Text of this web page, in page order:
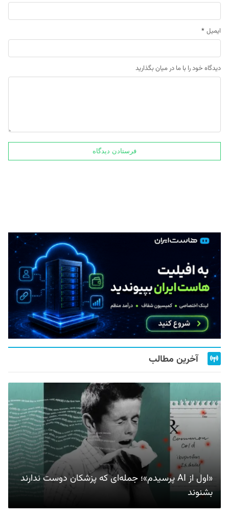
ایمیل *
دیدگاه خود را با ما در میان بگذارید
آخرین مطالب
«اول از AI پرسیدم»؛ جمله‌ای که پزشکان دوست ندارند
بشنوند